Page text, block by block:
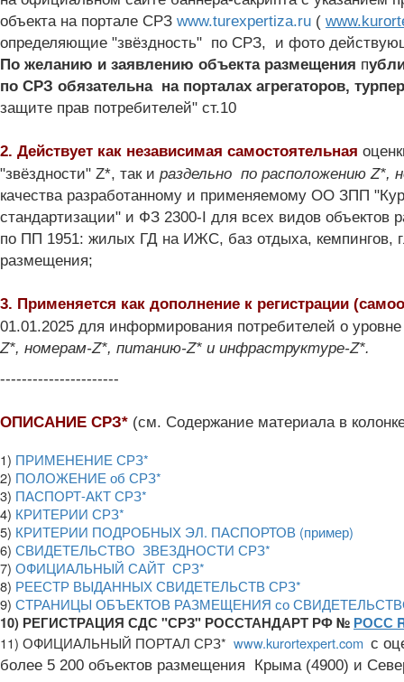
объекта на портале СРЗ www.turexpertiza.ru (
определяющие "звёздность" по СРЗ, и фото
По желанию и заявлению объекта размещения п
по СРЗ обязательна на порталах агрегаторов,
защите прав потребителей" ст.10
2. Действует как независимая самостоятельная
"звёздности" Z*, так и раздельно по расположению Z*,
качества разработанному и применяемому ОО ЗПП
стандартизации" и ФЗ 2300-I для всех видов
по ПП 1951: жилых ГД на ИЖС, баз отдыха, кемпингов,
размещения;
3. Применяется как дополнение к регистрации
01.01.2025 для информирования потребителей о
Z*, номерам-Z*, питанию-Z* и инфраструктуре-Z*.
----------------------
ОПИСАНИЕ СРЗ* (см. Содержание материала в
1) ПРИМЕНЕНИЕ СРЗ*
2) ПОЛОЖЕНИЕ об СРЗ*
3) ПАСПОРТ-АКТ СРЗ*
4) КРИТЕРИИ СРЗ*
5) КРИТЕРИИ ПОДРОБНЫХ ЭЛ. ПАСПОРТОВ (пример)
6) СВИДЕТЕЛЬСТВО ЗВЕЗДНОСТИ СРЗ*
7) ОФИЦИАЛЬНЫЙ САЙТ СРЗ*
8) РЕЕСТР ВЫДАННЫХ СВИДЕТЕЛЬСТВ СРЗ*
9) СТРАНИЦЫ ОБЪЕКТОВ РАЗМЕЩЕНИЯ со
10) РЕГИСТРАЦИЯ СДС "СРЗ" РОССТАНДАРТ РФ № РОСС
11) ОФИЦИАЛЬНЫЙ ПОРТАЛ СРЗ* www.kurortexpert.com с
более 5 200 объектов размещения Крыма (4900) и